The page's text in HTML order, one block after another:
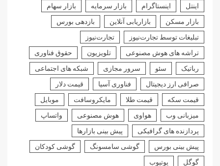
اینتل
اینستاگرام بازار سرمایه
بازار سهام
بازار مسکن
بازاریابی آنلاین
بازدهی بورس
تبلیغات توسط تجارت‌نیوز
تجارت‌نیوز
تراشه های هوش مصنوعی
تلویزیون
حقوق فناوری
رباتیک
سئو سرور مجازی
شبکه های اجتماعی
صرافی ارز دیجیتال
فناوری آسیا
قیمت دلار
قیمت سکه
قیمت طلا مایکروسافت
موبایل
میزبانی وب
هواوی هوش مصنوعی
واتساپ
پردازنده های گرافیکی
پیش بینی بازارها
پیش بینی بورس
گوشی سامسونگ
گوشی کودکان
گوگل
یوتیوب